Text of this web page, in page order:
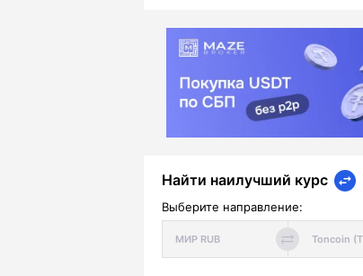
Найти наилучший курс
Выберите направление: